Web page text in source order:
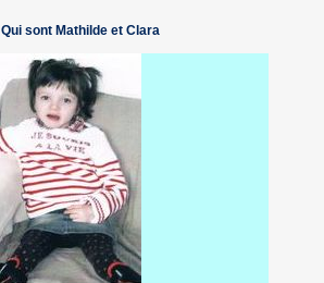
Qui sont Mathilde et Clara